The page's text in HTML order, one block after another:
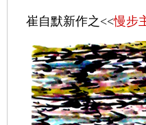
崔自默新作之<<慢步